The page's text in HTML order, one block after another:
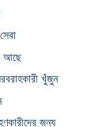
আছে
খুঁজুন
জন্য